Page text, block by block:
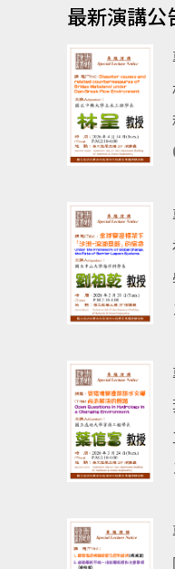
最新演講公